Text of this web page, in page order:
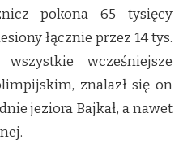
pokona 65 tysięcy
łącznie przez 14 tys.
wcześniejsze
znalazł się on
jeziora Bajkał, a nawet